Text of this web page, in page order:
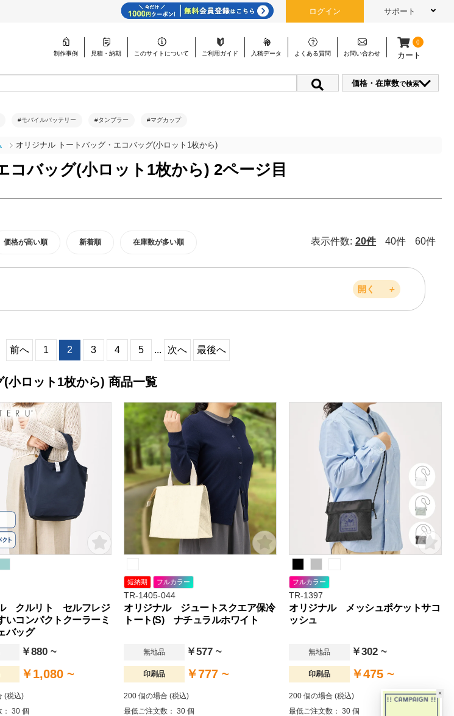
ログイン サポート
制作事例
見積・納期 このサイトについて ご利用ガイド 入稿データ よくある質問 お問い合わせ
0
カート
価格・在庫数で検索
#モバイルバッテリー #タンブラー #マグカップ
オリジナル トートバッグ・エコバッグ(小ロット1枚から)
バッグ(小ロット1枚から) 2ページ目
価格が高い順 新着順 在庫数が多い順 表示件数: 20件 40件 60件
開く ＋
前へ 1 2 3 4 5 ... 次へ 最後へ
小ロット1枚から) 商品一覧
クルリト セルフレジ
いコンパクトクーラーミ
バッグ
￥880 ~
￥1,080 ~
(税込)
： 30 個
短納期 フルカラー
TR-1405-044
オリジナル ジュートスクエア保冷
トート(S) ナチュラルホワイト
無地品 ￥577 ~
印刷品 ￥777 ~
200 個の場合 (税込)
最低ご注文数： 30 個
フルカラー
TR-1397
オリジナル メッシュポケットサコ
ッシュ
無地品 ￥302 ~
印刷品 ￥475 ~
200 個の場合 (税込)
最低ご注文数： 30 個
×